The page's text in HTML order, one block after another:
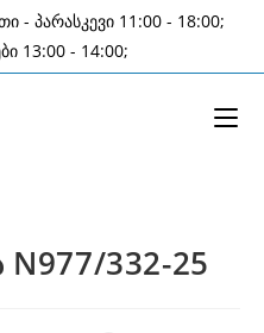
- პარასკევი 11:00 - 18:00;
13:00 - 14:00;
332-25